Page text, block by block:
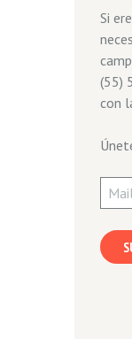
Si
(55)
con
Mail